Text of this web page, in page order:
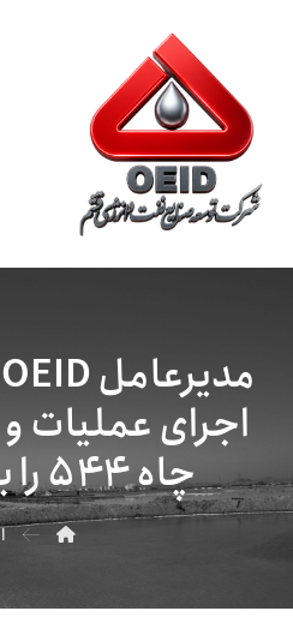
اجرای عملیات
چاه ۵۴۴ را بررسی کرد